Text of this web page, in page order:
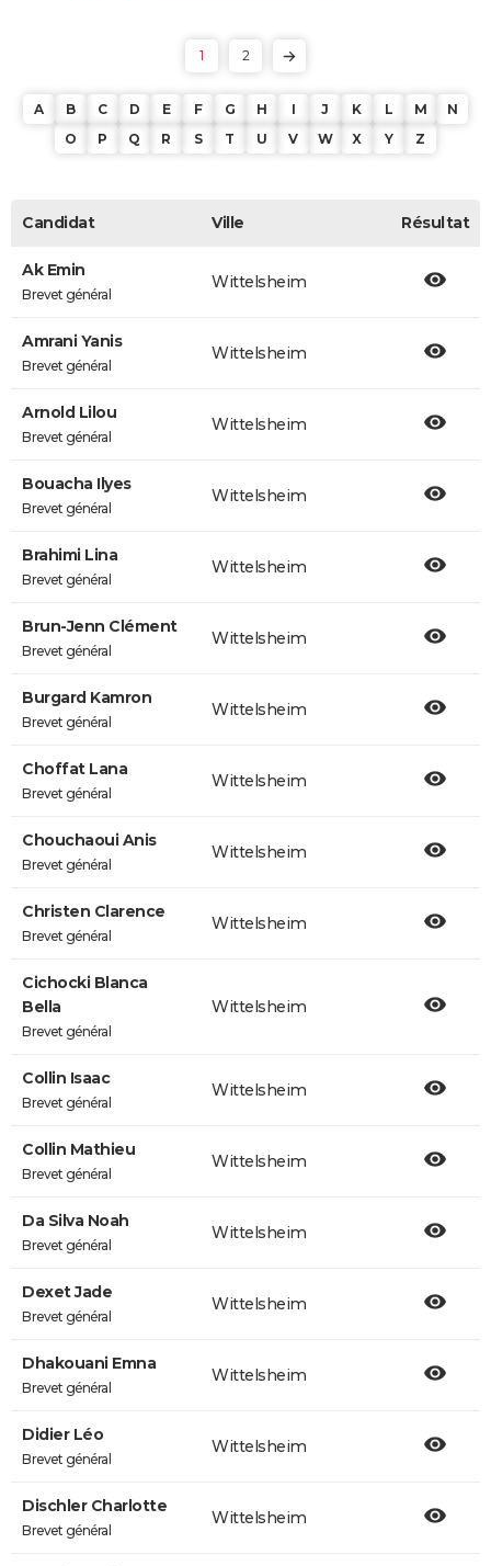
1 2
A B C D E F G H I J K L M
N
O
P Q R S T U V W X Y Z
Candidat Ville Résultat
Ak Emin
Brevet général
Wittelsheim
Amrani Yanis
Brevet général
Wittelsheim
Arnold Lilou
Brevet général
Wittelsheim
Bouacha Ilyes
Brevet général
Wittelsheim
Brahimi Lina
Brevet général
Wittelsheim
Brun-Jenn Clément
Brevet général
Wittelsheim
Burgard Kamron
Brevet général
Wittelsheim
Choffat Lana
Brevet général
Wittelsheim
Chouchaoui Anis
Brevet général
Wittelsheim
Christen Clarence
Brevet général
Wittelsheim
Cichocki Blanca
Bella
Brevet général
Wittelsheim
Collin Isaac
Brevet général
Wittelsheim
Collin Mathieu
Brevet général
Wittelsheim
Da Silva Noah
Brevet général
Wittelsheim
Dexet Jade
Brevet général
Wittelsheim
Dhakouani Emna
Brevet général
Wittelsheim
Didier Léo
Brevet général
Wittelsheim
Dischler Charlotte
Brevet général
Wittelsheim